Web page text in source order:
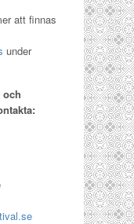
att finnas
under